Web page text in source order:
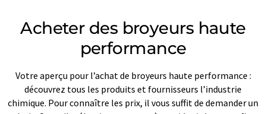
Acheter des broyeurs haute
performance
Votre aperçu pour l’achat de broyeurs haute performance :
découvrez tous les produits et fournisseurs l’industrie
chimique. Pour connaître les prix, il vous suffit de demander un